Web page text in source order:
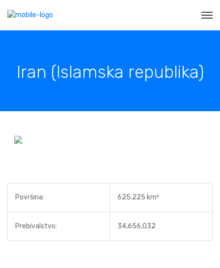
Iran (Islamska republika)
Površina: 625.225 km²
Prebivalstvo: 34,656,032